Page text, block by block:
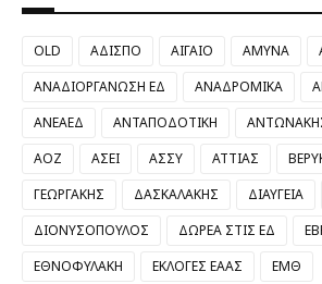
OLD ΑΔΙΣΠΟ ΑΙΓΑΙΟ ΑΜΥΝΑ
ΑΝΑΔΙΟΡΓΑΝΩΣΗ ΕΔ
ΑΝΑΔΡΟΜΙΚΑ
ΑΝΕΑΕΔ
ΑΝΤΑΠΟΔΟΤΙΚΗ
ΑΟΖ
ΑΣΕΙ ΑΣΣΥ ΑΤΤΙΑΣ
ΓΕΩΡΓΑΚΗΣ
ΔΑΣΚΑΛΑΚΗΣ ΔΙΑΥΓΕΙΑ
ΔΙΟΝΥΣΟΠΟΥΛΟΣ
ΔΩΡΕΑ ΣΤΙΣ ΕΔ
ΕΘΝΟΦΥΛΑΚΗ
ΕΚΛΟΓΕΣ ΕΑΑΣ
ΕΜΘ